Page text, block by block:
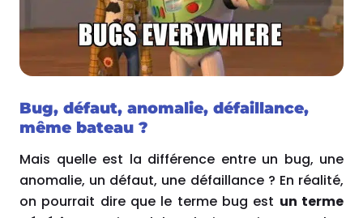
Bug, défaut, anomalie, défaillance,
même bateau ?
Mais quelle est la différence entre un bug, une
anomalie, un défaut, une défaillance ? En réalité,
on pourrait dire que le terme bug est un terme